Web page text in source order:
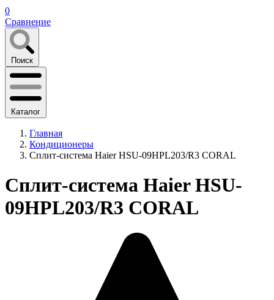
0
Сравнение
Поиск
Каталог
Главная
Кондиционеры
Сплит-система Haier HSU-09HPL203/R3 CORAL
Сплит-система Haier HSU-
09HPL203/R3 CORAL